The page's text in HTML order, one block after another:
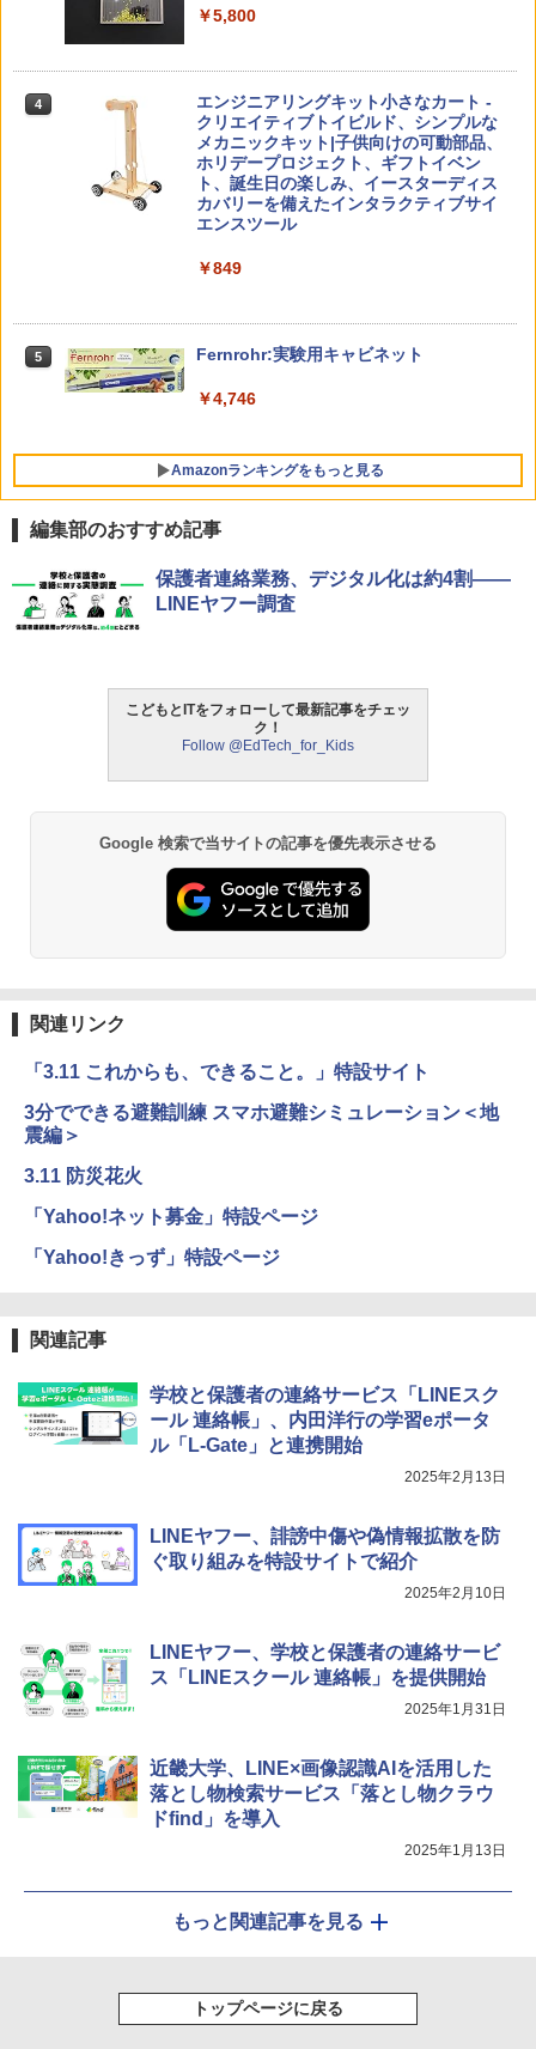
4 子どもが変わる魔法の言葉
￥2,200
ゼロからわかる！ みるみる図形に強く
￥1,430
知育玩具 おもちゃ 5歳以上 KUMON PN-
￥4,046
くもん出版(KUMON PUBLISHING) ロジ
カル国旗パズル 知育玩具 おもちゃ 4歳以
上 KUMON LK-10
チ) ディズニー スティッチ エディション
ンツが1年間使い放題
戦！編
￥1,320
ット図鑑 (サンクチュアリ出版)
￥5,800
4
エンジニアリングキット小さなカート -
クリエイティブトイビルド、シンプルな
メカニックキット|子供向けの可動部品、
ホリデープロジェクト、ギフトイベン
ト、誕生日の楽しみ、イースターディス
カバリーを備えたインタラクティブサイ
エンスツール
￥849
5 Fernrohr:実験用キャビネット
￥4,746
Amazonランキングをもっと見る
編集部のおすすめ記事
保護者連絡業務、デジタル化は約4割――
LINEヤフー調査
こどもとITをフォローして最新記事をチェッ
ク！
Follow @EdTech_for_Kids
Google 検索で当サイトの記事を優先表示させる
関連リンク
「3.11 これからも、できること。」特設サイト
3分でできる避難訓練 スマホ避難シミュレーション＜地
震編＞
3.11 防災花火
「Yahoo!ネット募金」特設ページ
「Yahoo!きっず」特設ページ
関連記事
学校と保護者の連絡サービス「LINEスク
ール 連絡帳」、内田洋行の学習eポータ
ル「L-Gate」と連携開始
2025年2月13日
LINEヤフー、誹謗中傷や偽情報拡散を防
ぐ取り組みを特設サイトで紹介
2025年2月10日
LINEヤフー、学校と保護者の連絡サービ
ス「LINEスクール 連絡帳」を提供開始
2025年1月31日
近畿大学、LINE×画像認識AIを活用した
落とし物検索サービス「落とし物クラウ
ドfind」を導入
2025年1月13日
もっと関連記事を見る
トップページに戻る